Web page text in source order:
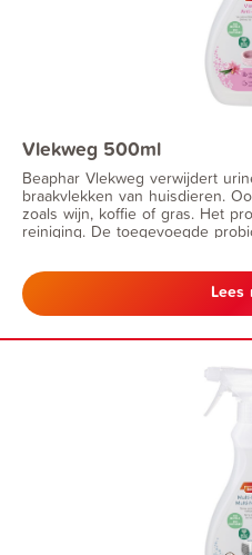
Vlekweg 500ml
Beaphar Vlekweg verwijdert
braakvlekken van huisdieren.
zoals wijn, koffie of gras. Het
reiniging. De toegevoegde
positief effect heeft op het
Lees